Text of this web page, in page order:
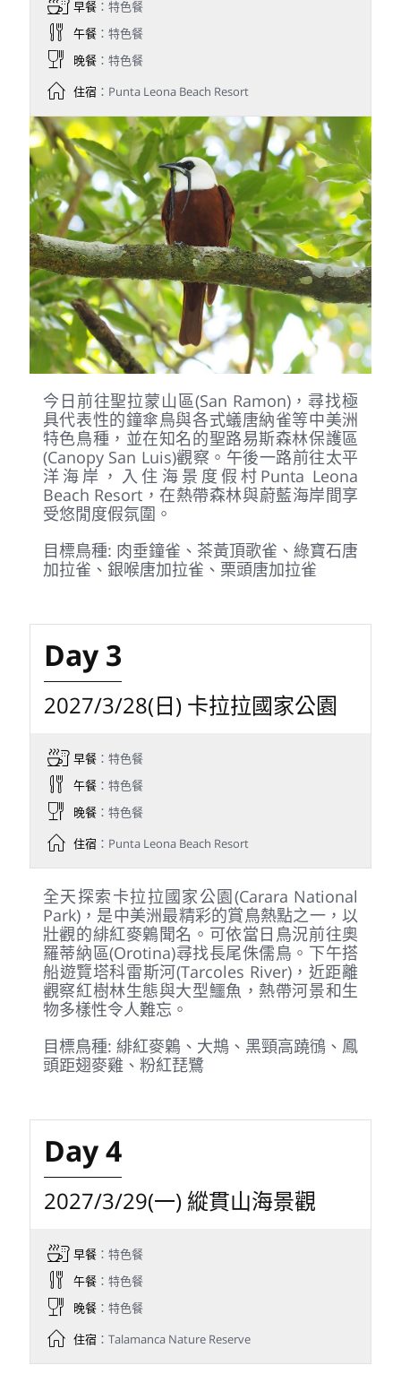
(Kenneth Hahn State Recreation Area) 與
蜂鳥花園(Hummingbird Garden)，在綠意
與城市天際線之間捕捉洛杉磯少見的靜謐風
景和鳥類，最後返回洛杉磯國際機場。
隨後飛往哥斯大黎加聖荷西，當天晚上抵
達，入住機場附近充滿熱帶風情的
BougainvilleaHotel，展開期待已久的哥斯
大黎加生態攝影旅程。飯店花園即是可賞鳥
的地點，常可見多種中美洲特有鳥類穿梭林
間，讓您一下飛機便立即沉浸在熱帶自然氛
圍之中，為接下來的精彩鳥況暖身。
Day 2
2027/3/27(六) 雨林與海岸雙重
體驗
早餐：特色餐
午餐：特色餐
晚餐：特色餐
住宿：Punta Leona Beach Resort
今日前往聖拉蒙山區(San Ramon)，尋找極
具代表性的鐘傘鳥與各式蟻唐納雀等中美洲
特色鳥種，並在知名的聖路易斯森林保護區
(Canopy San Luis)觀察。午後一路前往太平
洋海岸，入住海景度假村Punta Leona
Beach Resort，在熱帶森林與蔚藍海岸間享
受悠閒度假氛圍。
目標鳥種: 肉垂鐘雀、茶黃頂歌雀、綠寶石唐
加拉雀、銀喉唐加拉雀、栗頭唐加拉雀
Day 3
午餐：特色餐
全天探索卡拉拉國家公園(Carara National
Park)，是中美洲最精彩的賞鳥熱點之一，以
壯觀的緋紅麥鷍聞名。可依當日鳥況前往奧